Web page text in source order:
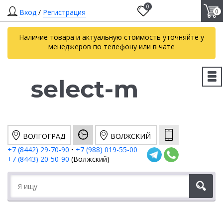
Вход / Регистрация
0
0
Наличие товара и актуальную стоимость уточняйте у
менеджеров по телефону или в чате
ВОЛГОГРАД
ВОЛЖСКИЙ
+7 (8442) 29-70-90 • +7 (988) 019-55-00
+7 (8443) 20-50-90 (Волжский)